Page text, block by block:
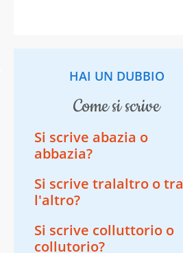
HAI UN DUBBIO
come si scrive
Si scrive abazia o
abbazia?
Si scrive tralaltro o tra
l'altro?
Si scrive colluttorio o
collutorio?